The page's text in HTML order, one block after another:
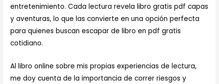
entretenimiento. Cada lectura revela libro gratis pdf capas
y aventuras, lo que las convierte en una opción perfecta
para quienes buscan escapar de libro en pdf gratis
cotidiano.
Al libro online​ sobre mis propias experiencias de lectura,
me doy cuenta de la importancia de correr riesgos y